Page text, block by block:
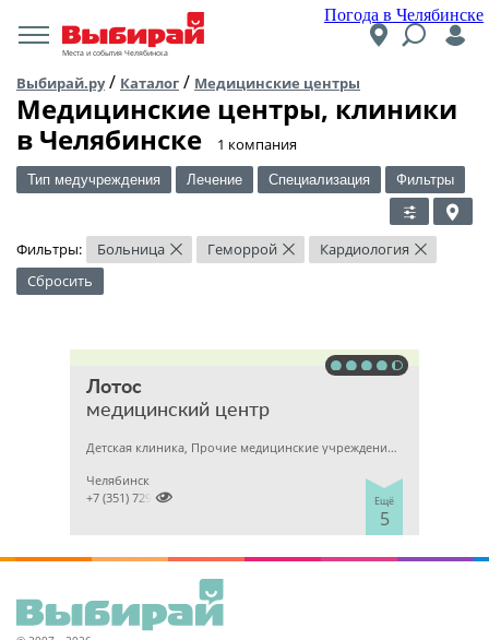
Погода в Челябинске
Места и события Челябинска
Выбирай.ру/ Каталог / Медицинские центры
Медицинские центры, клиники
в Челябинске
​1 компания
Тип медучреждения Лечение Специализация Фильтры
Фильтры: Больница × Геморрой × Кардиология ×
Сбросить
Лотос
медицинский центр
Детская клиника, Прочие медицинские учреждения, Гинекология
Ещё
5
Челябинск

+7 (351) 7298929